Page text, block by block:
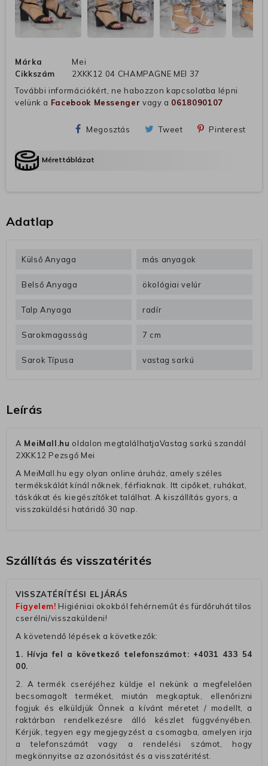
Márka
Mei
Cikkszám
2XKK12 04 CHAMPAGNE MEI 37
További információkért, ne habozzon kapcsolatba lépni
velünk a Facebook Messenger vagy a 0618090107
Megosztás Tweet Pinterest
Mérettáblázat
Adatlap
Külső Anyaga más anyagok
Belső Anyaga ökológiai velúr
Talp Anyaga radír
Sarokmagasság 7 cm
Sarok Típusa vastag sarkú
Leírás
A MeiMall.hu oldalon megtalálhatjaVastag sarkú szandál
2XKK12 Pezsgő Mei
A MeiMall.hu egy olyan online áruház, amely széles
termékskálát kínál nőknek, férfiaknak. Itt cipőket, ruhákat,
táskákat és kiegészítőket találhat. A kiszállítás gyors, a
visszaküldési határidő 30 nap.
Szállítás és visszatérités
VISSZATÉRÍTÉSI ELJÁRÁS
Figyelem! Higiéniai okokból fehérneműt és fürdőruhát tilos
cserélni/visszaküldeni!
A követendő lépések a következők:
1. Hívja fel a következő telefonszámot: +4031 433 54
00.
2. A termék cseréjéhez küldje el nekünk a megfelelően
becsomagolt terméket, miután megkaptuk, ellenőrizni
fogjuk és elküldjük Önnek a kívánt méretet / modellt, a
raktárban rendelkezésre álló készlet függvényében.
Kérjük, tegyen egy megjegyzést a csomagba, amelyen irja
a telefonszámát vagy a rendelési számot, hogy
megkönnyitse az azonósitást és a visszatéritést.